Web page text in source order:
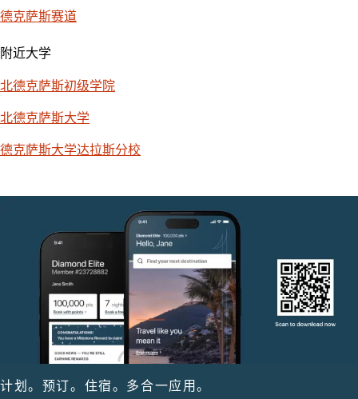
德克萨斯赛道
附近大学
北德克萨斯初级学院
北德克萨斯大学
德克萨斯大学达拉斯分校
计划。预订。住宿。多合一应用。